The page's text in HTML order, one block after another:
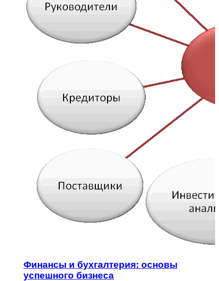
Финансы и бухгалтерия: основы
успешного бизнеса